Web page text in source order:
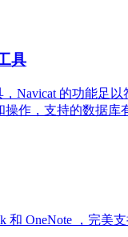
具
，Navicat 的功能
，支持的数据库
和 OneNote ，完美